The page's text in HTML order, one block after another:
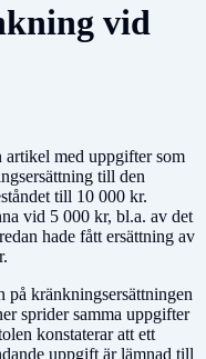
vid
artikel med uppgifter som
till den
till 10 000 kr.
vid 5 000 kr, bl.a. av det
hade fått ersättning av
på kränkningsersättningen
sprider samma uppgifter
konstaterar att ett
uppgift är lämnad till